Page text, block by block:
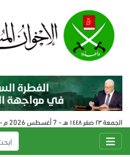
الجمعة ٢٣ صفر ١٤٤٨ هـ - 7 أغسطس 2026 م - الساعة 07:41 م